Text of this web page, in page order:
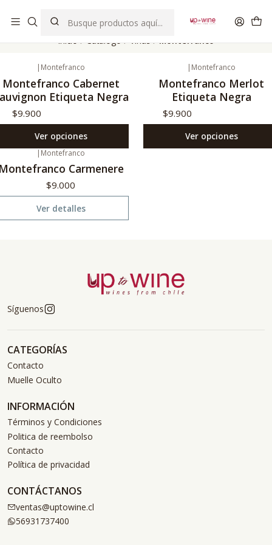
Inicio Catálogo Viñas Montefranco
| Montefranco
Montefranco Cabernet
Etiqueta Negra
$9.900
Ver opciones
| Montefranco
Montefranco Merlot
Etiqueta Negra
$9.900
Ver opciones
disponible
| Montefranco
Carmenere
$9.000
Ver detalles
Síguenos
CATEGORÍAS
Contacto
Muelle Oculto
INFORMACIÓN
Términos y Condiciones
Politica de reembolso
Contacto
Política de privacidad
CONTÁCTANOS
ventas@uptowine.cl
56931737400